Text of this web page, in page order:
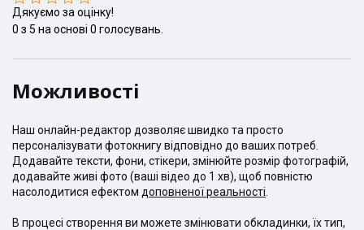
Дякуємо за оцінку!
0 з 5 на основі 0 голосувань.
Можливості
Наш онлайн-редактор дозволяє швидко та просто
персоналізувати фотокнигу відповідно до ваших потреб.
Додавайте тексти, фони, стікери, змінюйте розмір фотографій,
додавайте живі фото (ваші відео до 1 хв), щоб повністю
насолодитися ефектом доповненої реальності
В процесі створення ви можете змінювати обкладинки, їх тип,